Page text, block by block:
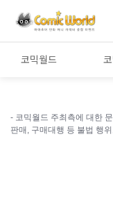
코믹월드
- 코믹월드 주최측에 대한
판매, 구매대행 등 불법 행